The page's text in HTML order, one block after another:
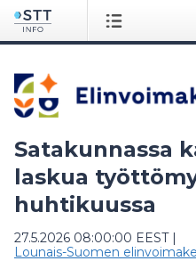
Satakunnassa
laskua
huhtikuussa
27.5.2026 08:00:00 EEST|
Lounais-Suomen